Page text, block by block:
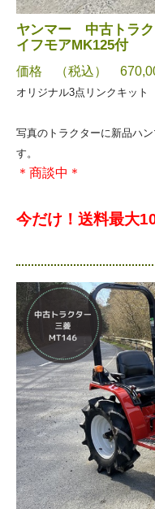
ヤンマー 中古トラ
イフモアMK125付
価格 （税込）
オリジナル3点リンクキット
写真のトラクターに新品ハ
す。
＊商談中＊
今だけ！送料最大